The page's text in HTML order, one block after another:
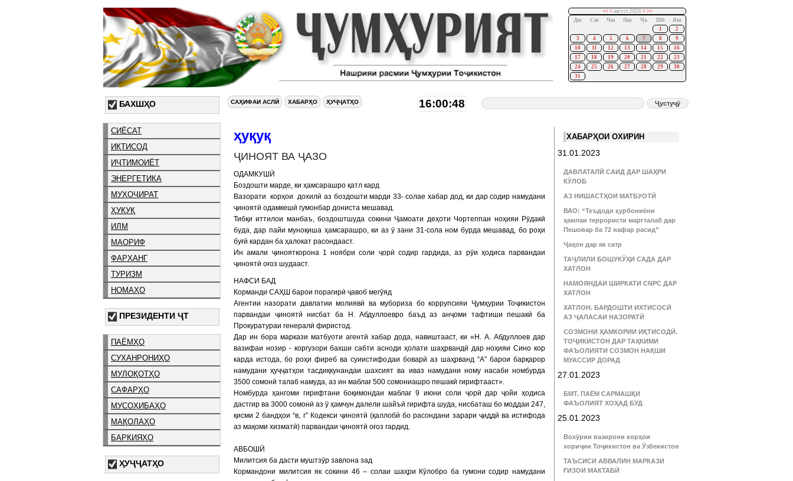
<< <август 2026 > >>
Дш
Сш Чш Пш Ҷъ Шб
Яш
1
2
3
4 5 6 7 8
9
10
11 12 13 14 15
16
17
18 19 20 21 22
23
24
25 26 27 28 29
30
31
БАХШҲО
СИЁСАТ
ИҚТИСОД
ИҶТИМОИЁТ
ЭНЕРГЕТИКА
МУҲОҶИРАТ
ҲУҚУҚ
ИЛМ
МАОРИФ
ФАРҲАНГ
ТУРИЗМ
НОМАҲО
ПРЕЗИДЕНТИ ҶТ
ПАЁМҲО
СУХАНРОНИҲО
МУЛОҚОТҲО
САФАРҲО
МУСОҲИБАҲО
МАҚОЛАҲО
БАРҚИЯҲО
ҲУҶҶАТҲО
САҲИФАИ АСЛӢ ХАБАРҲО ҲУҶҶАТҲО 16:00:49
ҳуқуқ
ҶИНОЯТ ВА ҶАЗО
ОДАМКУШӢ
Боздошти марде, ки ҳамсарашро қатл кард
Вазорати корҳои дохилӣ аз боздошти марди 33- солае хабар дод, ки дар содир намудани
ҷиноятӣ одамкeшӣ гумонбар дониста мешавад.
Тибқи иттилои манбаъ, боздоштшуда сокини Ҷамоати деҳоти Чортеппаи ноҳияи Рӯдакӣ
буда, дар пайи муноқиша ҳамсарашро, ки аз ӯ зани 31-сола ном бурда мешавад, бо роҳи
буғӣ кардан ба ҳалокат расондааст.
Ин амали ҷинояткорона 1 ноябри соли ҷорӣ содир гардида, аз рӯи ҳодиса парвандаи
ҷиноятӣ оғоз шудааст.
НАФСИ БАД
Корманди САҲШ барои порагирӣ ҷавоб мегӯяд
Агентии назорати давлатии молиявӣ ва мубориза бо коррупсияи Ҷумҳурии Тоҷикистон
парвандаи ҷиноятӣ нисбат ба Н. Абдуллоевро баъд аз анҷоми тафтиши пешакӣ ба
Прокуратураи генералӣ фиристод.
Дар ин бора маркази матбуоти агентӣ хабар дода, навиштааст, ки «Н. А. Абдуллоев дар
вазифаи нозир - коргузори бахши сабти асноди ҳолати шаҳрвандӣ дар ноҳияи Сино кор
карда истода, бо роҳи фиреб ва суиистифодаи боварӣ аз шаҳрванд “А” барои барқарор
намудани ҳуҷҷатҳои тасдиқкунандаи шахсият ва иваз намудани ному насаби номбурда
3500 сомонӣ талаб намуда, аз ин маблағ 500 сомониашро пешакӣ гирифтааст».
Номбурда ҳангоми гирифтани боқимондаи маблағ 9 июни соли ҷорӣ дар ҷойи ҳодиса
дастгир ва 3000 сомонӣ аз ӯ ҳамчун далели шайъӣ гирифта шуда, нисбаташ бо моддаи 247,
қисми 2 бандҳои “в, г” Кодекси ҷиноятӣ (қаллобӣ бо расондани зарари ҷиддӣ ва истифода
аз мақоми хизматӣ) парвандаи ҷиноятӣ оғоз гардид.
АВБОШӢ
Милитсия ба дасти муштзӯр завлона зад
Кормандони милитсия як сокини 46 – солаи шаҳри Кӯлобро ба гумони содир намудани
ХАБАРҲОИ ОХИРИН
31.01.2023
ДАВЛАТАЛӢ САИД ДАР ШАҲРИ
КӮЛОБ
АЗ НИШАСТҲОИ МАТБУОТӢ
ВАО: “Теъдоди қурбониёни
ҳамлаи террористи маргталаб дар
Пешовар ба 72 нафар расид”
Ҷаҳон дар як сатр
ТАҶЛИЛИ БОШУКӮҲИ САДА ДАР
ХАТЛОН
НАМОЯНДАИ ШИРКАТИ CNPC ДАР
ХАТЛОН
ХАТЛОН. БАРДОШТИ ИХТИСОСӢ
АЗ ҶАЛАСАИ НАЗОРАТӢ
СОЗМОНИ ҲАМКОРИИ ИҚТИСОДӢ.
ТОҶИКИСТОН ДАР ТАҲКИМИ
ФАЪОЛИЯТИ СОЗМОН НАҚШИ
МУАССИР ДОРАД
27.01.2023
БМТ. ПАЁМ САРМАШҚИ
ФАЪОЛИЯТ ХОҲАД БУД
25.01.2023
Вохӯрии вазирони корҳои
хориҷии Тоҷикистон ва Ӯзбекистон
ТАЪСИСИ АВВАЛИН МАРКАЗИ
ҒИЗОИ МАКТАБӢ